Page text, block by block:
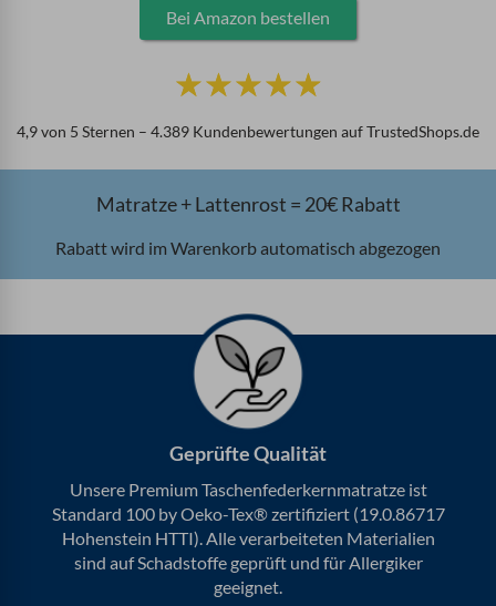
Bei Amazon bestellen
☆☆☆☆☆
w
r
t
t
m
t
o
5
4,9 von 5 Sternen – 4.389 Kundenbewertungen auf TrustedShops.de
Matratze + Lattenrost = 20€ Rabatt
Rabatt wird im Warenkorb automatisch abgezogen
Geprüfte Qualität
Unsere Premium Taschenfederkernmatratze ist
Standard 100 by Oeko-Tex® zertifiziert (19.0.86717
Hohenstein HTTI). Alle verarbeiteten Materialien
sind auf Schadstoffe geprüft und für Allergiker
geeignet.